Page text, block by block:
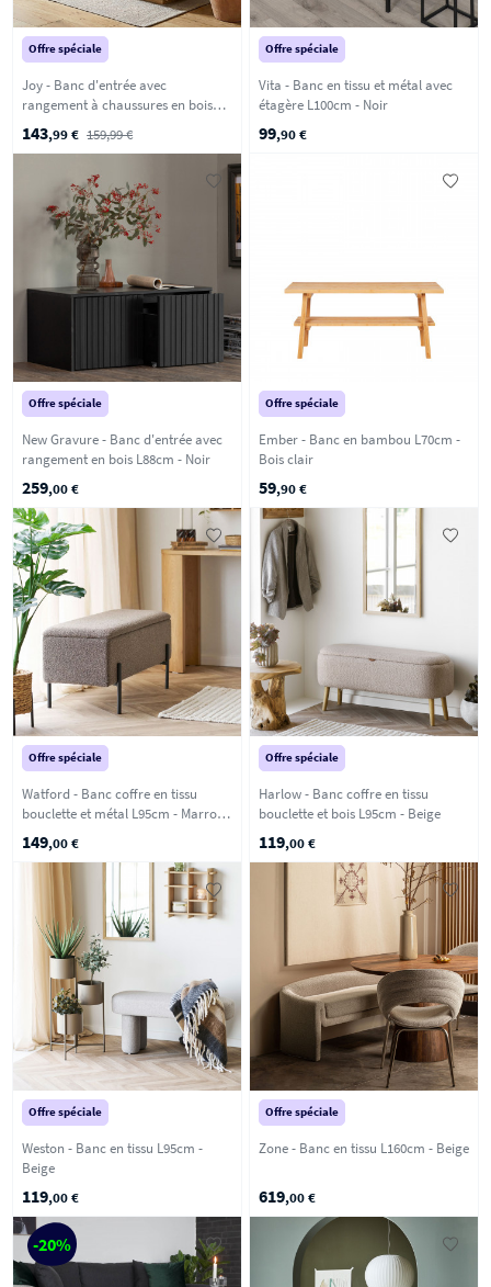
Offre spéciale
Joy - Banc d'entrée avec
rangement à chaussures en bois
143,99 € 159,99 €
Offre spéciale
Vita - Banc en tissu et métal avec
étagère L100cm - Noir
99,90 €
Offre spéciale
New Gravure - Banc d'entrée avec
rangement en bois L88cm - Noir
259,00 €
Offre spéciale
Ember - Banc en bambou L70cm -
Bois clair
59,90 €
Offre spéciale
Watford - Banc coffre en tissu
bouclette et métal L95cm - Marron
glacé
149,00 €
Offre spéciale
Harlow - Banc coffre en tissu
bouclette et bois L95cm - Beige
119,00 €
Offre spéciale
Weston - Banc en tissu L95cm -
Beige
119,00 €
Offre spéciale
Zone - Banc en tissu L160cm - Beige
619,00 €
-20%